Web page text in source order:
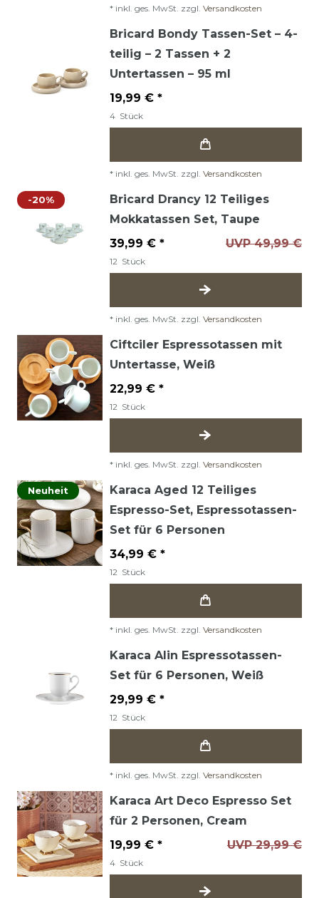
* inkl. ges. MwSt. zzgl. Versandkosten
Bricard Bondy Tassen-Set – 4-
teilig – 2 Tassen + 2
Untertassen – 95 ml
19,99 € *
4 Stück
* inkl. ges. MwSt. zzgl. Versandkosten
-20%
Bricard Drancy 12 Teiliges
Mokkatassen Set, Taupe
UVP 49,99 €
39,99 € *
12 Stück
* inkl. ges. MwSt. zzgl. Versandkosten
Ciftciler Espressotassen mit
Untertasse, Weiß
22,99 € *
12 Stück
* inkl. ges. MwSt. zzgl. Versandkosten
Neuheit
Karaca Aged 12 Teiliges
Espresso-Set, Espressotassen-
Set für 6 Personen
34,99 € *
12 Stück
* inkl. ges. MwSt. zzgl. Versandkosten
Karaca Alin Espressotassen-
Set für 6 Personen, Weiß
29,99 € *
12 Stück
* inkl. ges. MwSt. zzgl. Versandkosten
Karaca Art Deco Espresso Set
für 2 Personen, Cream
UVP 29,99 €
19,99 € *
4 Stück